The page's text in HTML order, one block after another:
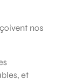
nos
et